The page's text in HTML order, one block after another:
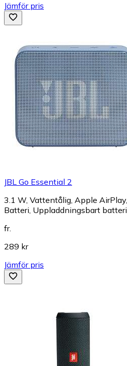
Jämför pris
JBL Go Essential 2
3.1 W, Vattentålig, Apple
Batteri, Uppladdningsbart batteri
fr.
289 kr
Jämför pris